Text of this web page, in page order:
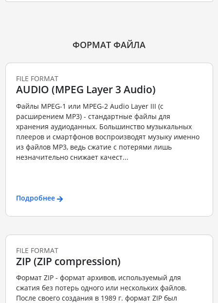
ФОРМАТ ФАЙЛА
FILE FORMAT
AUDIO (MPEG Layer 3 Audio)
Файлы MPEG-1 или MPEG-2 Audio Layer III (с
расширением MP3) - стандартные файлы для
хранения аудиоданных. Большинство музыкальных
плееров и смартфонов воспроизводят музыку именно
из файлов MP3, ведь сжатие с потерями лишь
незначительно снижает качест...
Подробнее
FILE FORMAT
ZIP (ZIP compression)
Формат ZIP - формат архивов, используемый для
сжатия без потерь одного или нескольких файлов.
После своего создания в 1989 г. формат ZIP был